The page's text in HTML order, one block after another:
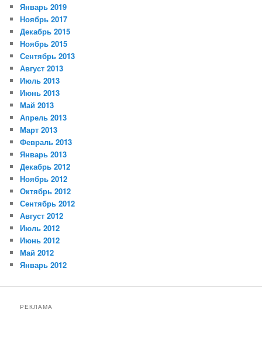
Январь 2019
Ноябрь 2017
Декабрь 2015
Ноябрь 2015
Сентябрь 2013
Август 2013
Июль 2013
Июнь 2013
Май 2013
Апрель 2013
Март 2013
Февраль 2013
Январь 2013
Декабрь 2012
Ноябрь 2012
Октябрь 2012
Сентябрь 2012
Август 2012
Июль 2012
Июнь 2012
Май 2012
Январь 2012
РЕКЛАМА